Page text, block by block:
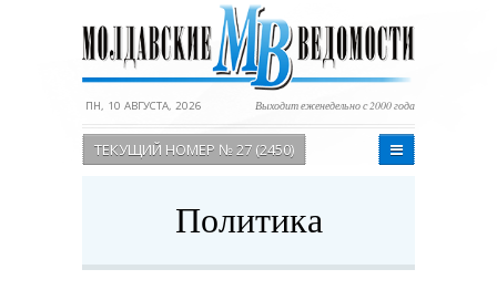
ПН, 10 АВГУСТА, 2026 Выходит еженедельно с 2000 года
ТЕКУЩИЙ НОМЕР № 27 (2450)
Политика